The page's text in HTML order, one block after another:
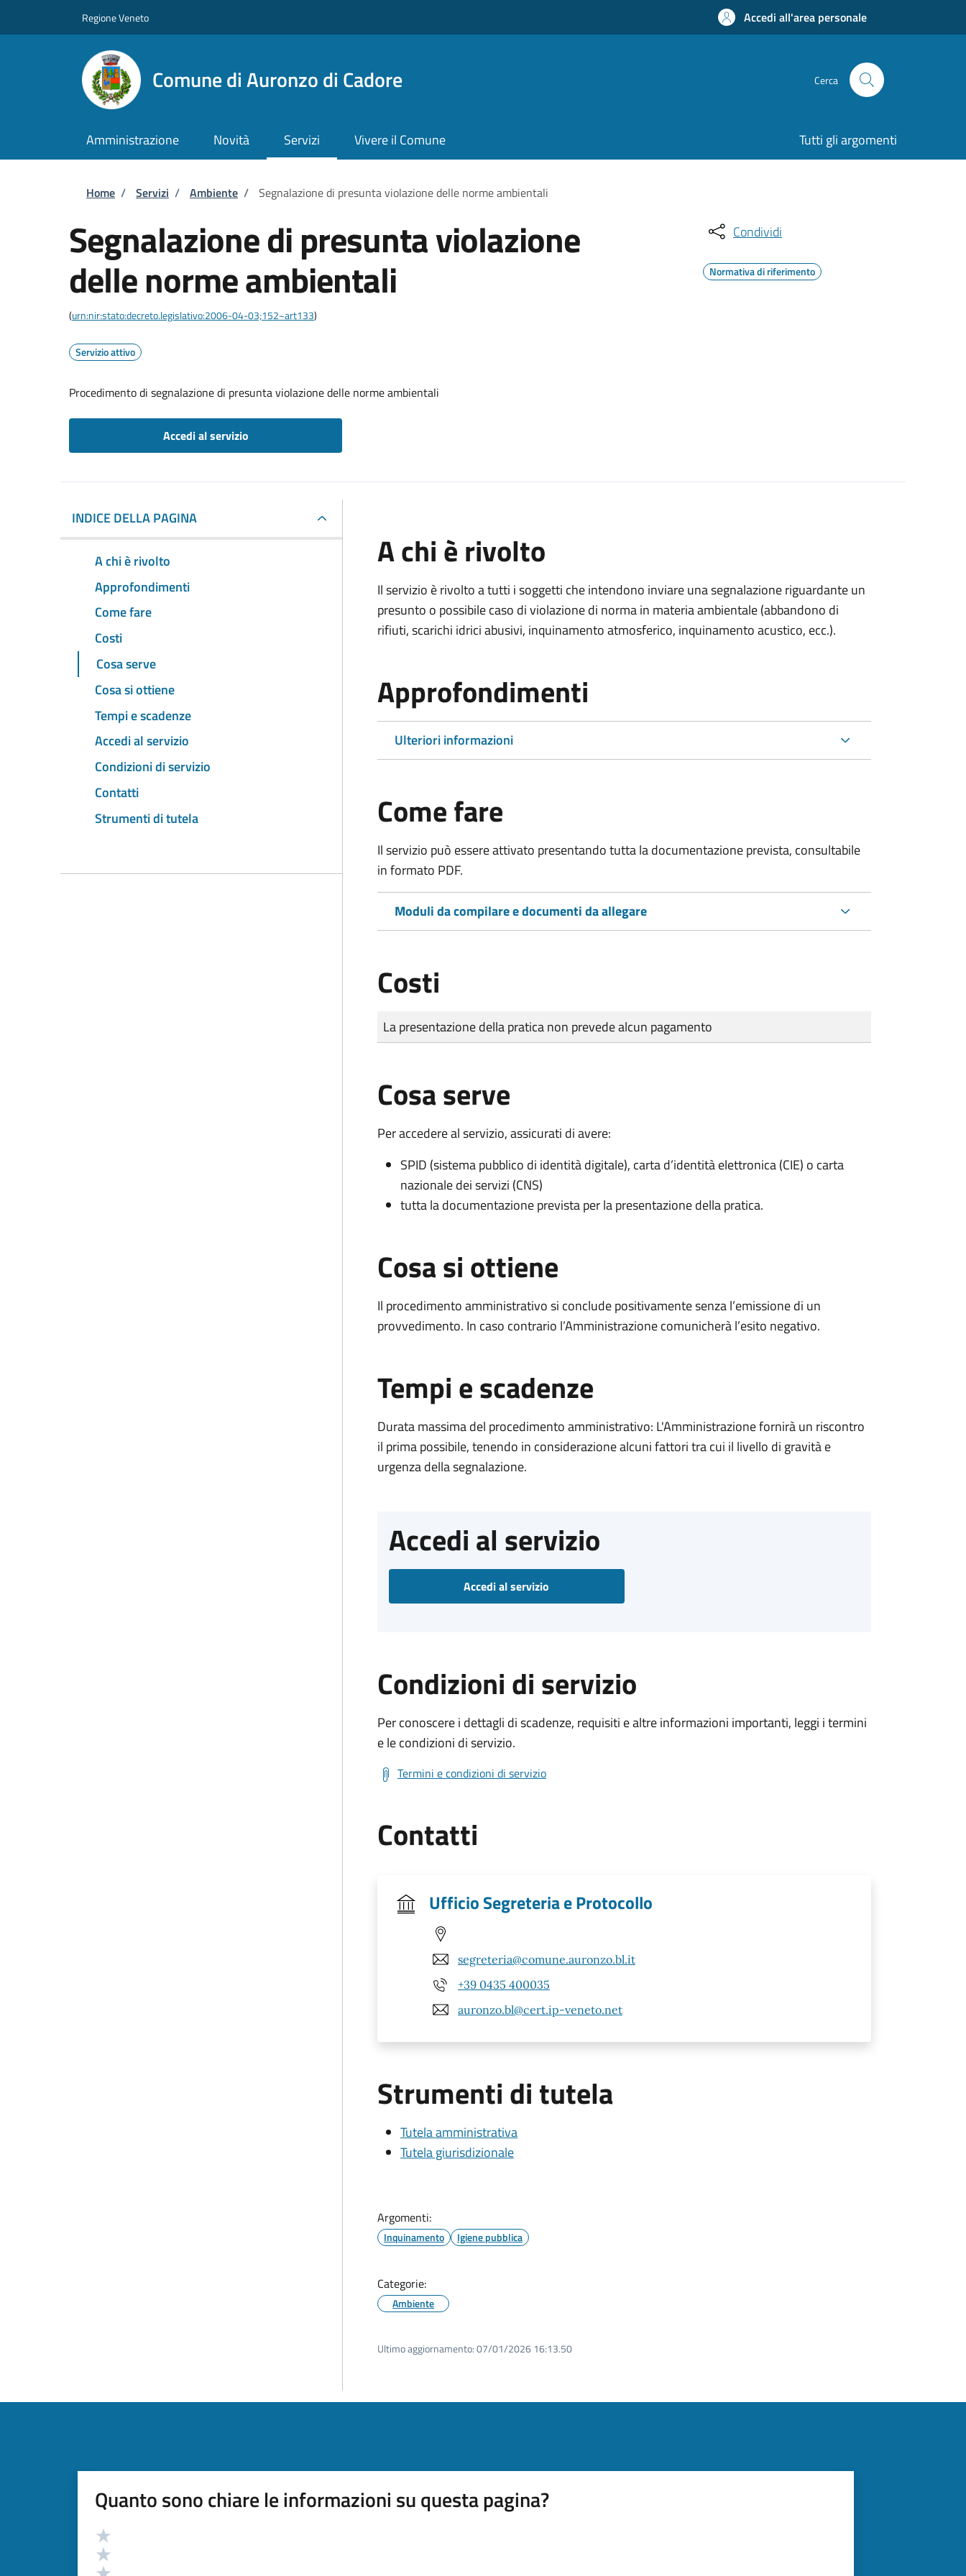
Regione Veneto Accedi all'area personale
Comune di Auronzo di Cadore Cerca
Amministrazione Novità Servizi Vivere il Comune Tutti gli argomenti
Briciole di pane
Home / Servizi / Ambiente / Segnalazione di presunta violazione delle norme ambientali
Segnalazione di presunta violazione
delle norme ambientali
(urn:nir:stato:decreto.legislativo:2006-04-03;152~art133)
Servizio attivo
Procedimento di segnalazione di presunta violazione delle norme ambientali
Accedi al servizio
Condividi
Normativa di riferimento
INDICE DELLA PAGINA
A chi è rivolto
Approfondimenti
Come fare
Costi
Cosa serve
Cosa si ottiene
Tempi e scadenze
Accedi al servizio
Condizioni di servizio
Contatti
Strumenti di tutela
A chi è rivolto
Il servizio è rivolto a tutti i soggetti che intendono inviare una segnalazione riguardante un
presunto o possibile caso di violazione di norma in materia ambientale (abbandono di
rifiuti, scarichi idrici abusivi, inquinamento atmosferico, inquinamento acustico, ecc.).
Approfondimenti
Ulteriori informazioni
Come fare
Il servizio può essere attivato presentando tutta la documentazione prevista, consultabile
in formato PDF.
Moduli da compilare e documenti da allegare
Costi
Tipo di pagamento
Importo
La presentazione della pratica non prevede alcun pagamento
Cosa serve
Per accedere al servizio, assicurati di avere:
SPID (sistema pubblico di identità digitale), carta d’identità elettronica (CIE) o carta
nazionale dei servizi (CNS)
tutta la documentazione prevista per la presentazione della pratica.
Cosa si ottiene
Il procedimento amministrativo si conclude positivamente senza l’emissione di un
provvedimento. In caso contrario l’Amministrazione comunicherà l’esito negativo.
Tempi e scadenze
Durata massima del procedimento amministrativo: L'Amministrazione fornirà un riscontro
il prima possibile, tenendo in considerazione alcuni fattori tra cui il livello di gravità e
urgenza della segnalazione.
Accedi al servizio
Accedi al servizio
Condizioni di servizio
Per conoscere i dettagli di scadenze, requisiti e altre informazioni importanti, leggi i termini
e le condizioni di servizio.
Termini e condizioni di servizio
Contatti
Ufficio Segreteria e Protocollo
segreteria@comune.auronzo.bl.it
+39 0435 400035
auronzo.bl@cert.ip-veneto.net
Strumenti di tutela
Tutela amministrativa
Tutela giurisdizionale
Argomenti:
Inquinamento Igiene pubblica
Categorie:
Ambiente
Ultimo aggiornamento:07/01/2026 16:13.50
Quanto sono chiare le informazioni su questa pagina?
Valutazione